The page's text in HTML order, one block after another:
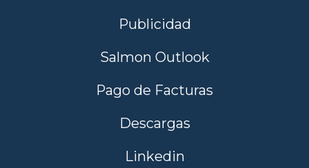
Publicidad
Salmon Outlook
Pago de Facturas
Descargas
Linkedin